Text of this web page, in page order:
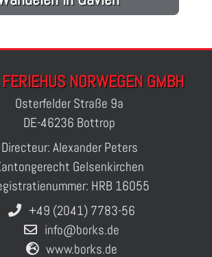
NORWEGEN GMBH
Osterfelder Straße 9a
DE-46236 Bottrop
Directeur: Alexander Peters
Gelsenkirchen
HRB 16055
+49 (2041) 7783-56
info@borks.de
www.borks.de